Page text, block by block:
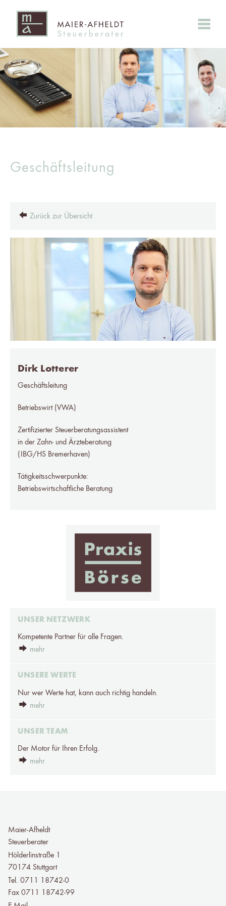
Geschäftsleitung
Zurück zur Übersicht
Dirk Lotterer
Geschäftsleitung
Betriebswirt (VWA)
Zertifizierter Steuerberatungsassistent
in der Zahn- und Ärzteberatung
(IBG/HS Bremerhaven)
Tätigkeitsschwerpunkte:
Betriebswirtschaftliche Beratung
UNSER NETZWERK
Kompetente Partner für alle Fragen.
mehr
UNSERE WERTE
Nur wer Werte hat, kann auch richtig handeln.
mehr
UNSER TEAM
Der Motor für Ihren Erfolg.
mehr
Maier-Afheldt
Steuerberater
Hölderlinstraße 1
70174 Stuttgart
Tel. 0711 18742-0
Fax 0711 18742-99